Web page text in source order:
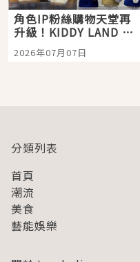
角色IP粉絲購物天堂再
升級！KIDDY LAND 原
宿店吉伊卡哇迎客，新
開幕 OMOKADO 店3分
2026年07月07日
分類列表
首頁
潮流
美食
藝能娛樂